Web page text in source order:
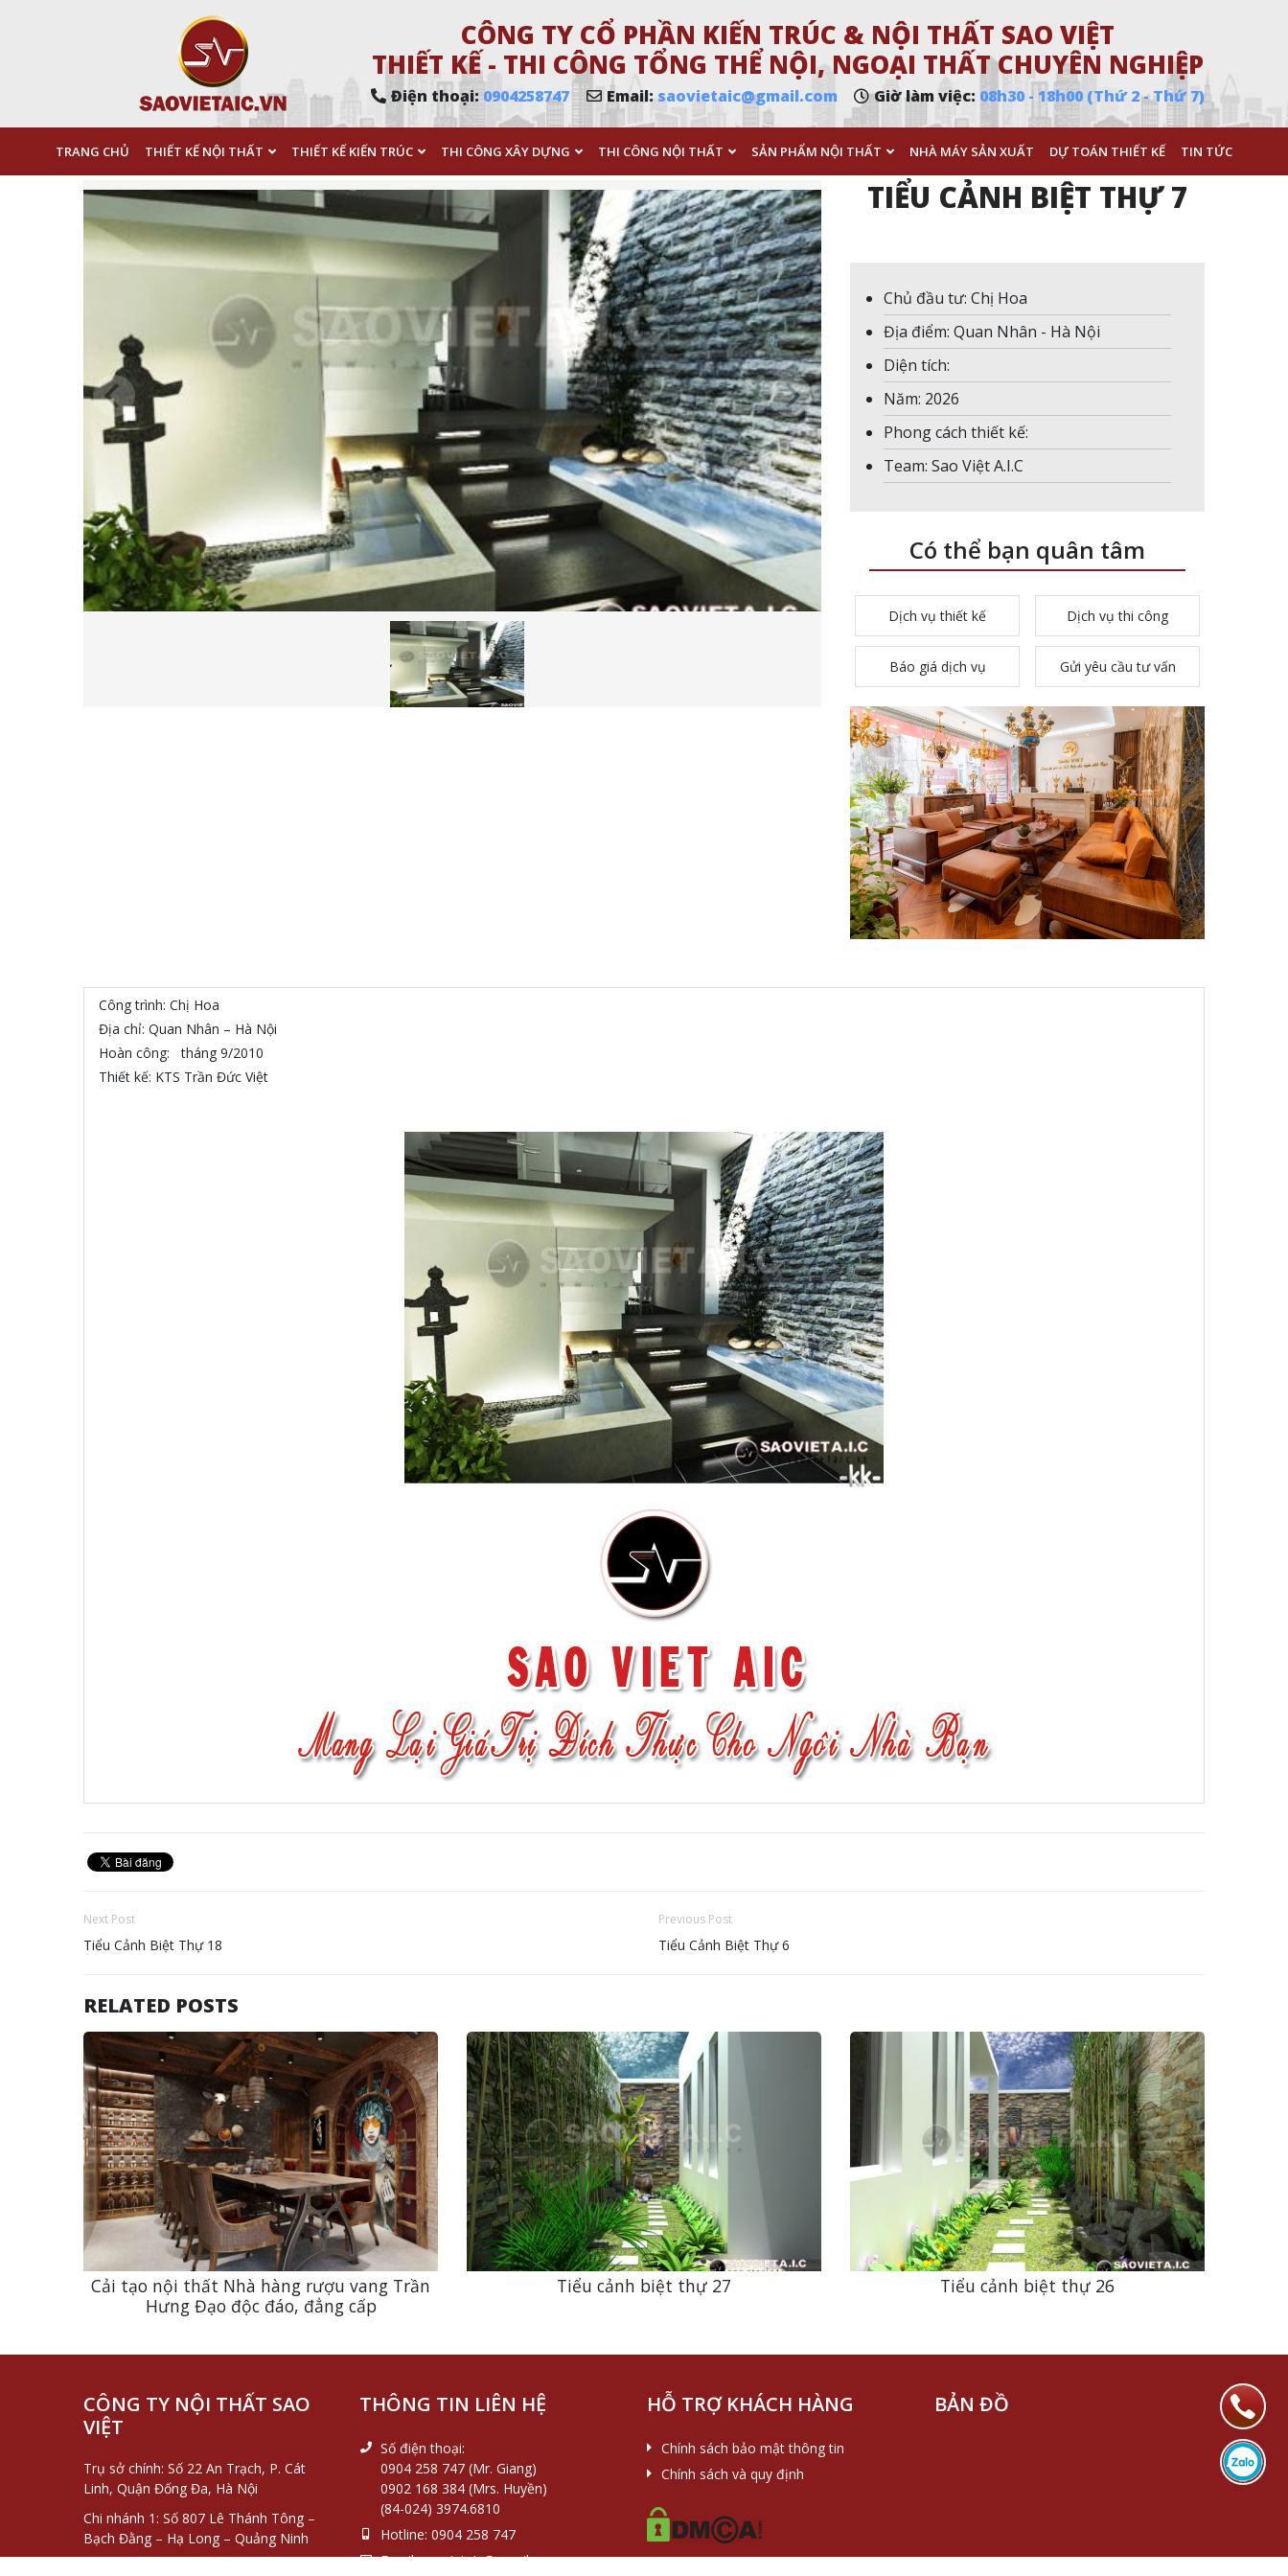
CÔNG TY CỔ PHẦN KIẾN TRÚC & NỘI THẤT SAO VIỆT
THIẾT KẾ - THI CÔNG TỔNG THỂ NỘI, NGOẠI THẤT CHUYÊN NGHIỆP
Điện thoại:0904258747 Email: saovietaic@gmail.com Giờ làm việc: 08h30 - 18h00 (Thứ 2 - Thứ 7)
TRANG CHỦ THIẾT KẾ NỘI THẤT THIẾT KẾ KIẾN TRÚC THI CÔNG XÂY DỰNG THI CÔNG NỘI THẤT SẢN PHẨM NỘI THẤT NHÀ MÁY SẢN XUẤT DỰ TOÁN THIẾT KẾ TIN TỨC
TIỂU CẢNH BIỆT THỰ 7
Chủ đầu tư: Chị Hoa
Địa điểm: Quan Nhân - Hà Nội
Diện tích:
Năm: 2026
Phong cách thiết kế:
Team: Sao Việt A.I.C
Có thể bạn quân tâm
Dịch vụ thiết kế Dịch vụ thi công
Báo giá dịch vụ Gửi yêu cầu tư vấn
Công trình: Chị Hoa
Địa chỉ: Quan Nhân – Hà Nội
Hoàn công: tháng 9/2010
Thiết kế: KTS Trần Đức Việt
Next Post
Tiểu Cảnh Biệt Thự 18
Previous Post
Tiểu Cảnh Biệt Thự 6
RELATED POSTS
Cải tạo nội thất Nhà hàng rượu vang Trần
Hưng Đạo độc đáo, đẳng cấp
Tiểu cảnh biệt thự 27 Tiểu cảnh biệt thự 26
CÔNG TY NỘI THẤT SAO
VIỆT
Trụ sở chính: Số 22 An Trạch, P. Cát
Linh, Quận Đống Đa, Hà Nội
Chi nhánh 1: Số 807 Lê Thánh Tông –
Bạch Đằng – Hạ Long – Quảng Ninh
THÔNG TIN LIÊN HỆ
Số điện thoại:
0904 258 747 (Mr. Giang)
0902 168 384 (Mrs. Huyền)
(84-024) 3974.6810
Hotline: 0904 258 747
Email:saovietaic@gmail.com
HỖ TRỢ KHÁCH HÀNG
Chính sách bảo mật thông tin
Chính sách và quy định
BẢN ĐỒ